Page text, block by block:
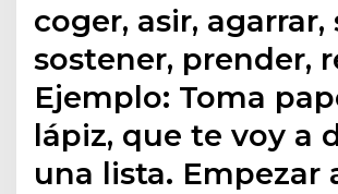
coger, asir, agarrar,
sostener, prender,
Ejemplo: Toma
lápiz, que te voy a
una lista. Empezar